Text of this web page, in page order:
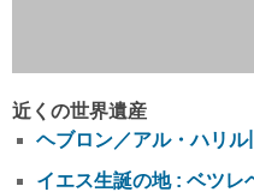
近くの世界遺産
ヘブロン／アル・ハリル
イエス生誕の地 : ベツレ